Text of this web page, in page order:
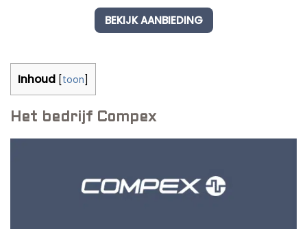
Rated
3.00
1
rating
BEKIJK AANBIEDING
Inhoud [toon]
Het bedrijf Compex